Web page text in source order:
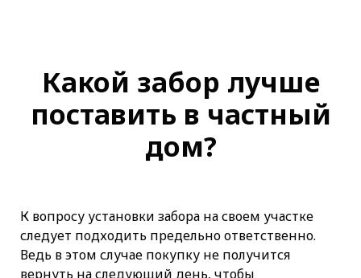
Какой забор лучше
поставить в частный
дом?
К вопросу установки забора на своем участке
следует подходить предельно ответственно.
Ведь в этом случае покупку не получится
вернуть на следующий день, чтобы